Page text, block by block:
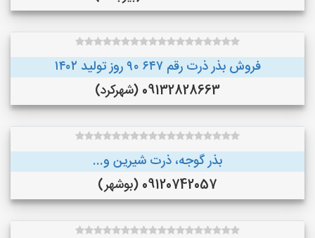
فروش بذر ذرت رقم ۶۴۷ ۹۰ روز تولید ۱۴۰۲
09132828663 (شهرکرد)
بذر گوجه، ذرت شیرین و...
09120742057 (بوشهر)